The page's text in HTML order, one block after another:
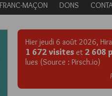
MAÇON DONS
Hier jeudi 6 août 2026,
1 672 visites et 2 608
lues (Source : Pirsch.io)